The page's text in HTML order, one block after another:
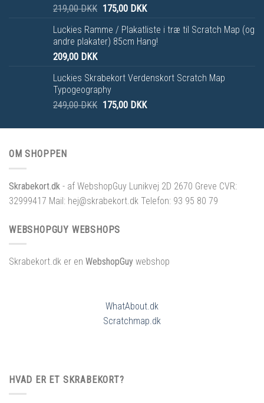
219,00DKK 175,00 DKK
Luckies Ramme / Plakatliste i træ til Scratch Map (og
andre plakater) 85cm Hang!
209,00 DKK
Luckies Skrabekort Verdenskort Scratch Map
Typogeography
249,00DKK 175,00 DKK
OM SHOPPEN
Skrabekort.dk - af WebshopGuy Lunikvej 2D 2670 Greve CVR:
32999417 Mail: hej@skrabekort.dk Telefon: 93 95 80 79
WEBSHOPGUY WEBSHOPS
Skrabekort.dk er en WebshopGuy webshop
WhatAbout.dk
Scratchmap.dk
HVAD ER ET SKRABEKORT?